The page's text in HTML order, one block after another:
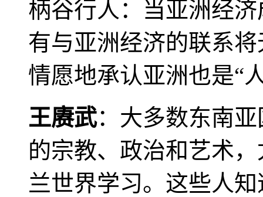
柄谷行人：当亚洲经
有与亚洲经济的联系
情愿地承认亚洲也是“
王赓武：大多数东南
的宗教、政治和艺术
兰世界学习。这些人